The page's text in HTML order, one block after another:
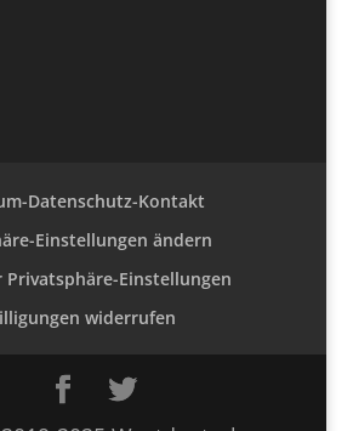
Datenschutz-Kontakt
Einstellungen ändern
Einstellungen
widerrufen